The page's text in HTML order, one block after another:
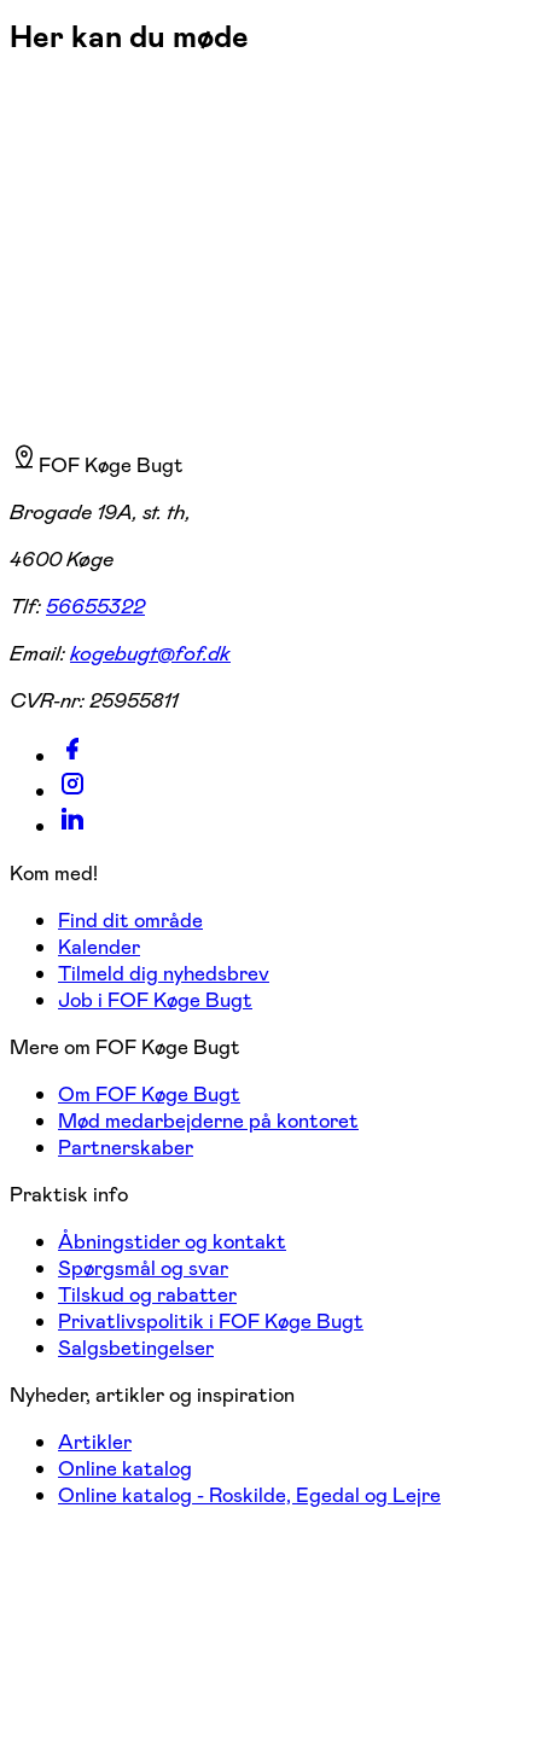
Her kan du møde
FOF Køge Bugt
Brogade 19A, st. th,
4600 Køge
Tlf:56655322
Email:kogebugt@fof.dk
CVR-nr:25955811
Kom med!
Find dit område
Kalender
Tilmeld dig nyhedsbrev
Job i FOF Køge Bugt
Mere om FOF Køge Bugt
Om FOF Køge Bugt
Mød medarbejderne på kontoret
Partnerskaber
Praktisk info
Åbningstider og kontakt
Spørgsmål og svar
Tilskud og rabatter
Privatlivspolitik i FOF Køge Bugt
Salgsbetingelser
Nyheder, artikler og inspiration
Artikler
Online katalog
Online katalog - Roskilde, Egedal og Lejre